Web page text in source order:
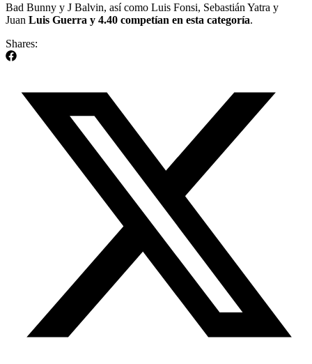
Bad Bunny y J Balvin, así como Luis Fonsi, Sebastián Yatra y
Juan Luis Guerra y 4.40 competían en esta categoría.
Shares: